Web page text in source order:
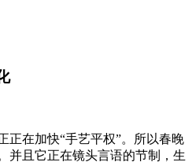
在加快“手艺平权”。所以春晚
并且它正在镜头言语的节制，生